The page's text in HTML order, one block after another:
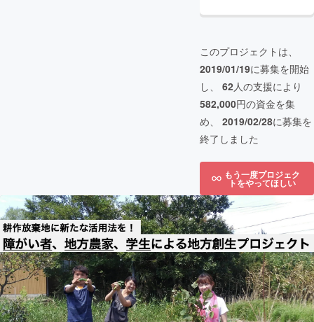
このプロジェクトは、
2019/01/19に募集を開始
し、 62人の支援により
582,000円の資金を集
め、 2019/02/28に募集を
終了しました
もう一度プロジェク
トをやってほしい